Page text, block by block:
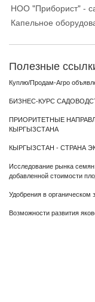
НОО "Приборист" -
Капельное
Полезные
Куплю/Продам-Агро
БИЗНЕС-КУРС
ПРИОРИТЕТНЫЕ
КЫРГЫЗСТАНА
КЫРГЫЗСТАН - СТРАНА
Исследование рынка
добавленной стоимости
Удобрения в
Возможности развития